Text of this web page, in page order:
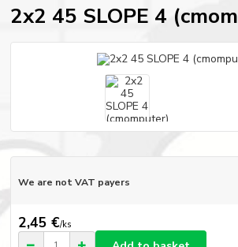
2x2 45 SLOPE 4
We are not VAT payers
2,45 €/ks